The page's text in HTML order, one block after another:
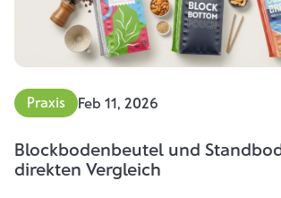
Praxis Feb 11, 2026
Blockbodenbeutel und
direkten Vergleich